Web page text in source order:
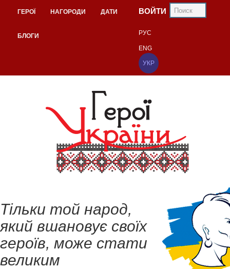
ГЕРОЇ НАГОРОДИ ДАТИ
БЛОГИ
ВОЙТИ
РУС
ENG
УКР
Тільки той народ,
який вшановує своїх
героїв, може стати
великим